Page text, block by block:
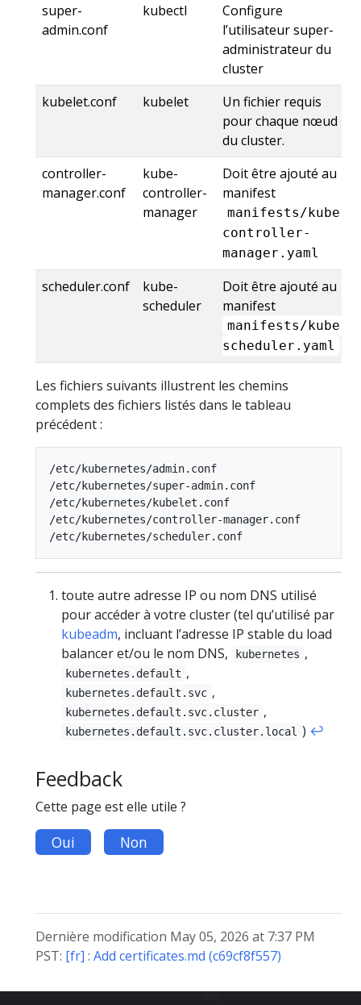
super-
admin.conf
kubectl
Configure
l’utilisateur super-
administrateur du
cluster
kubelet.conf
kubelet
Un fichier requis
pour chaque nœud
du cluster.
controller-
manager.conf
kube-
controller-
manager
Doit être ajouté au
manifest
manifests/kube-
controller-
manager.yaml
scheduler.conf
kube-
scheduler
Doit être ajouté au
manifest
manifests/kube-
scheduler.yaml
Les fichiers suivants illustrent les chemins
complets des fichiers listés dans le tableau
précédent :
/etc/kubernetes/admin.conf
/etc/kubernetes/super-admin.conf
/etc/kubernetes/kubelet.conf
/etc/kubernetes/controller-manager.conf
toute autre adresse IP ou nom DNS utilisé
pour accéder à votre cluster (tel qu’utilisé par
kubeadm, incluant l’adresse IP stable du load
balancer et/ou le nom DNS,
kubernetes ,
kubernetes.default ,
kubernetes.default.svc ,
kubernetes.default.svc.cluster ,
kubernetes.default.svc.cluster.local ) ↩︎
Feedback
Cette page est elle utile ?
Oui Non
Dernière modification May 05, 2026 at 7:37 PM
PST: [fr] : Add certificates.md (c69cf8f557)